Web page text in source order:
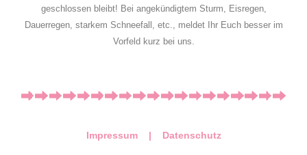
geschlossen bleibt! Bei angekündigtem Sturm, Eisregen,
Dauerregen, starkem Schneefall, etc., meldet Ihr Euch besser im
Vorfeld kurz bei uns.
Impressum | Datenschutz